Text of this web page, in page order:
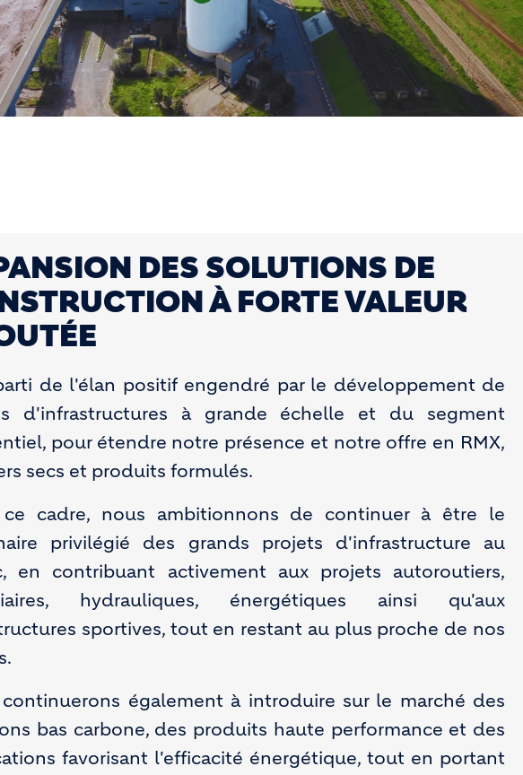
DES SOLUTIONS DE
À FORTE VALEUR
de l'élan positif engendré par le développement de
d'infrastructures à grande échelle et du segment
pour étendre notre présence et notre offre en RMX,
secs et produits formulés.
ce cadre, nous ambitionnons de continuer à être le
privilégié des grands projets d'infrastructure au
en contribuant activement aux projets autoroutiers,
hydrauliques, énergétiques ainsi qu'aux
sportives, tout en restant au plus proche de nos
également à introduire sur le marché des
bas carbone, des produits haute performance et des
favorisant l'efficacité énergétique, tout en portant